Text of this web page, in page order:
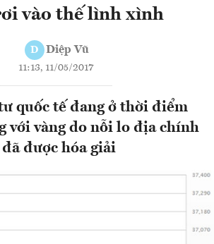
vào thế lình xình
D Diệp Vũ
11:13, 11/05/2017
quốc tế đang ở thời điểm
với vàng do nỗi lo địa chính
được hóa giải